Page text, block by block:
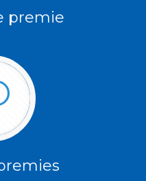
premie